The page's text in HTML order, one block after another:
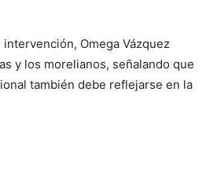
Omega Vázquez
y los morelianos, señalando que
también debe reflejarse en la